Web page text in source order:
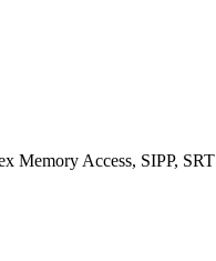
Memory Access, SIPP, SRT